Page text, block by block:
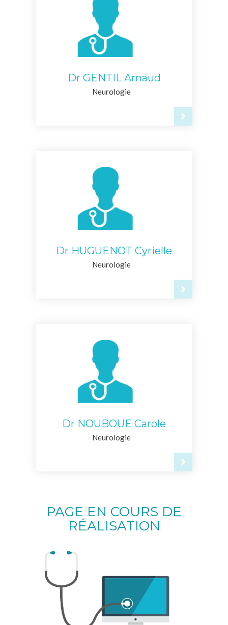
Dr GENTIL Arnaud
Neurologie
Dr HUGUENOT Cyrielle
Neurologie
Dr NOUBOUE Carole
Neurologie
PAGE EN COURS DE
RÉALISATION